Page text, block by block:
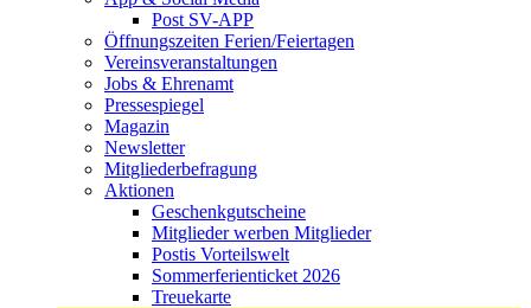
Post SV-APP
Öffnungszeiten Ferien/Feiertagen
Vereinsveranstaltungen
Jobs & Ehrenamt
Pressespiegel
Magazin
Newsletter
Mitgliederbefragung
Aktionen
Geschenkgutscheine
Mitglieder werben Mitglieder
Postis Vorteilswelt
Sommerferienticket 2026
Treuekarte